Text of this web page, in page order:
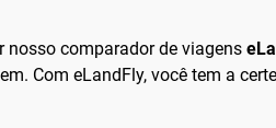
nosso comparador de viagens
Com eLandFly, você tem a